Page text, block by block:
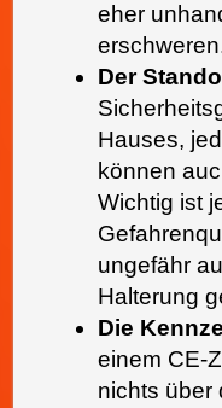
eher
Der
Hauses,
können
Wichtig ist
ungefähr
Halterung
Die
einem CE-
nichts über